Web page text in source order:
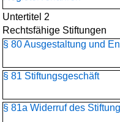
Untertitel 2
Rechtsfähige Stiftungen
§ 80 Ausgestaltung und
§ 81 Stiftungsgeschäft
§ 81a Widerruf des